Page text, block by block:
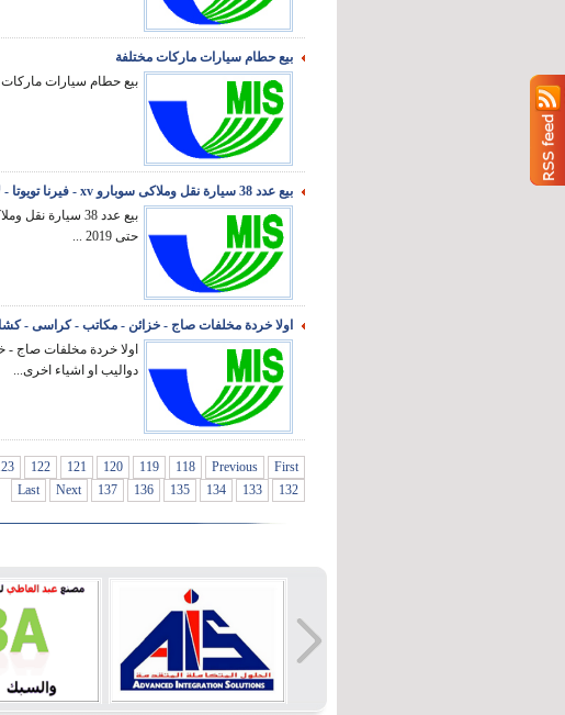
First
Previous
118
119
120
121
122
132
133
134
135
136
137
Next
Last
بيع حطام سيارات ماركات مختلفة
بيع حطام سيارات ماركات
بيع عدد 38 سيارة نقل وملاكى سوبارو xv - فيرنا تويوتا - لادا مرسيدس اتيجو
حتى 2019 ...
اولا خردة مخلفات صاج - خزائن - مكاتب - كراسى -
اولا خردة مخلفات صاج
دواليب او اشياء اخرى...